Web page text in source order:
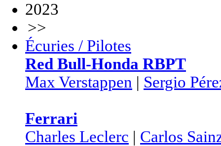
2023
>>
Écuries / Pilotes
Red Bull-Honda RBPT
Max Verstappen | Sergio
Ferrari
Charles Leclerc | Carlos